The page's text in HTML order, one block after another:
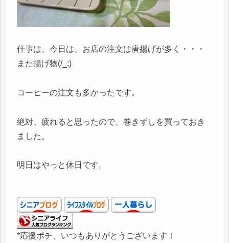
仕事は、今日は、お店の注文は唐揚げが多く・・・
また揚げ物(/_;)
コーヒーの注文も多かったです。
絶対、疲れると思ったので、巻きずしを買っておき
ました。
明日はやっと休日です。
*応援ポチ、いつもありがとうございます！